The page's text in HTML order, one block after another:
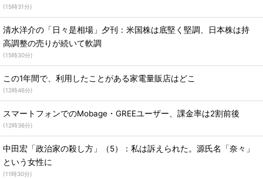
(15時31分)
清水洋介の「日々是相場」夕刊：米国株は底堅く堅調、日本株は持
高調整の売りが続いて軟調
(15時30分)
この1年間で、利用したことがある家電量販店はどこ
(12時46分)
スマートフォンでのMobage・GREEユーザー、課金率は2割前後
(12時36分)
中田宏「政治家の殺し方」（5）：私は訴えられた。源氏名「奈々」
という女性に
(11時30分)